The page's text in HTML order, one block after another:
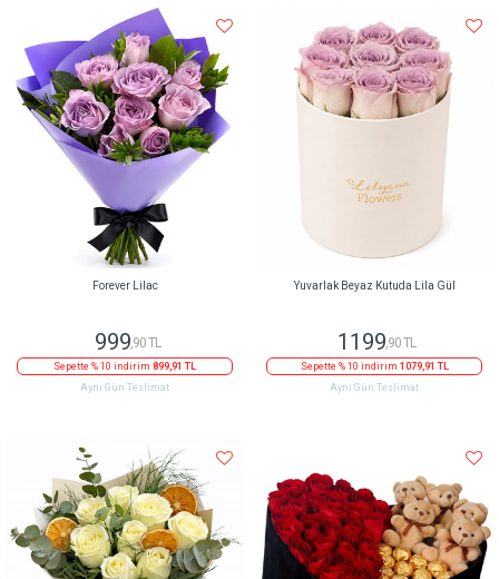
Forever Lilac
999,90 TL
Sepette % 10 indirim 899,91 TL
Aynı Gün Teslimat
Yuvarlak Beyaz Kutuda Lila Gül
1199,90 TL
Sepette % 10 indirim 1079,91 TL
Aynı Gün Teslimat